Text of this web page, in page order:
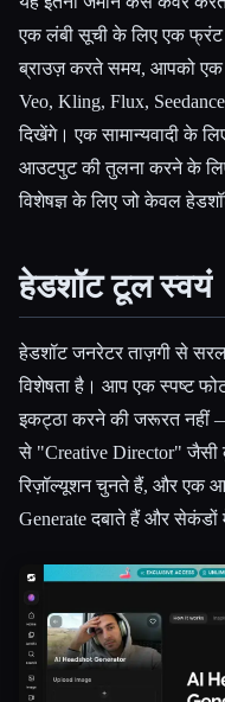
एक लंबी सूची के लिए एक
ब्राउज़ करते समय, आपको एक
Veo, Kling, Flux,
दिखेंगे। एक सामान्यवादी के
आउटपुट की तुलना करने के
विशेषज्ञ के लिए जो केवल
हेडशॉट टूल स्वयं
हेडशॉट जनरेटर ताज़गी से
विशेषता है। आप एक स्पष्ट
इकट्ठा करने की जरूरत नहीं
से "Creative Director" जैसी
रिज़ॉल्यूशन चुनते हैं, और एक
Generate दबाते हैं और सेकंडों